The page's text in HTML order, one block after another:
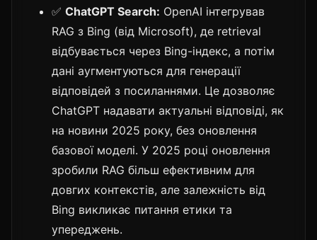
✅ ChatGPT Search: OpenAI інтегрував
RAG з Bing (від Microsoft), де retrieval
відбувається через Bing-індекс, а потім
дані аугментуються для генерації
відповідей з посиланнями. Це дозволяє
ChatGPT надавати актуальні відповіді, як
на новини 2025 року, без оновлення
базової моделі. У 2025 році оновлення
зробили RAG більш ефективним для
довгих контекстів, але залежність від
Bing викликає питання етики та
упереджень.